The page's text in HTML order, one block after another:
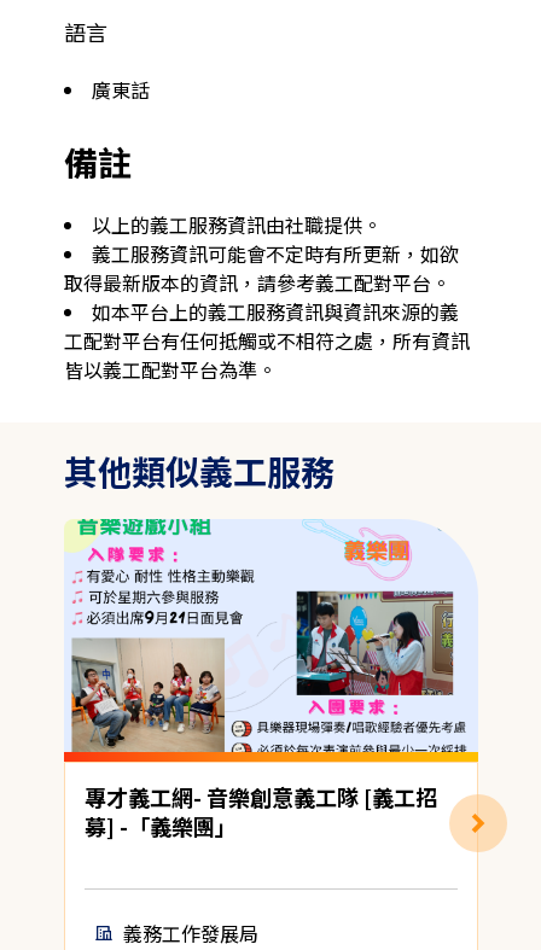
語言
廣東話
備註
以上的義工服務資訊由社職提供。
義工服務資訊可能會不定時有所更新，如欲
取得最新版本的資訊，請參考義工配對平台。
如本平台上的義工服務資訊與資訊來源的義
工配對平台有任何抵觸或不相符之處，所有資訊
皆以義工配對平台為準。
其他類似義工服務
專才義工網- 音樂創意義工隊 [義工招
募] -「義樂團」
義務工作發展局